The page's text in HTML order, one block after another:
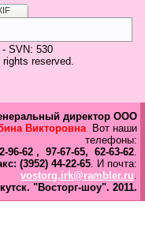
SVN: 530
reserved.
директор ООО
ВикторовнаВот наши
телефоны:
96-62 , 97-67-65, 62-63-62.
(3952) 44-22-65. И почта:
vostorg.irk@rambler.ru.
"Восторг-шоу". 2011.